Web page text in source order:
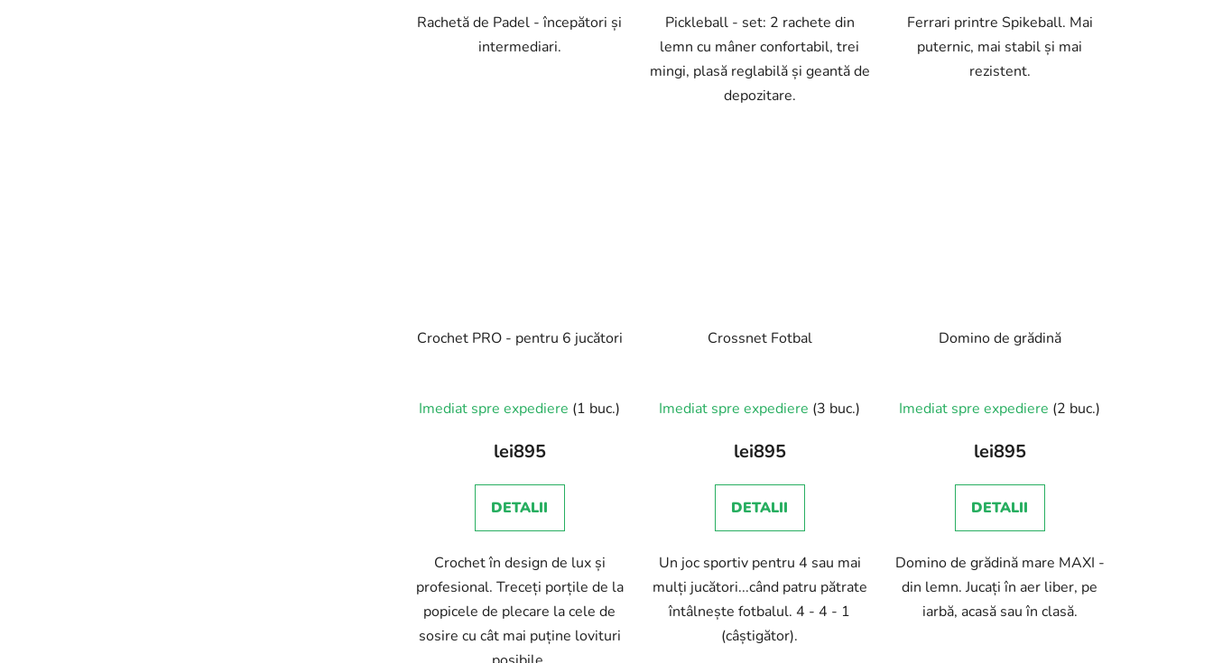
Rachetă de Padel - începători și
intermediari.
Pickleball - set: 2 rachete din
lemn cu mâner confortabil, trei
mingi, plasă reglabilă și geantă de
depozitare.
Ferrari printre Spikeball. Mai
puternic, mai stabil și mai
rezistent.
Crochet PRO - pentru 6 jucători
Imediat spre expediere (1 buc.)
lei895
DETALII
Crochet în design de lux și
profesional. Treceți porțile de la
popicele de plecare la cele de
sosire cu cât mai puține lovituri
Crossnet Fotbal
Imediat spre expediere (3 buc.)
lei895
DETALII
Un joc sportiv pentru 4 sau mai
mulți jucători...când patru pătrate
întâlnește fotbalul. 4 - 4 - 1
(câștigător).
Domino de grădină
Imediat spre expediere (2 buc.)
lei895
DETALII
Domino de grădină mare MAXI -
din lemn. Jucați în aer liber, pe
iarbă, acasă sau în clasă.